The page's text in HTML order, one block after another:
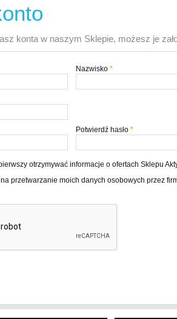
konta w naszym Sklepie, możesz je
*
Nazwisko
*
Potwierdź hasło
otrzymywać informacje o ofertach Sklepu
przetwarzanie moich danych osobowych przez